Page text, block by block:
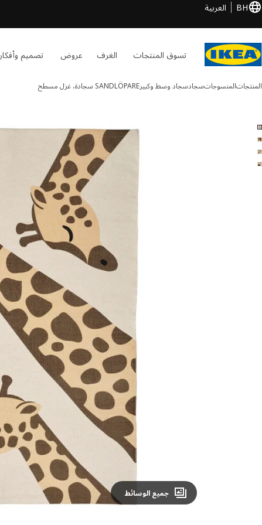
BH العربية
تسوق المنتجات الغرف عروض تصميم وأفكار
المنتجاتالمنسوجاتسجادسجاد وسط وكبيرSANDLÖPARE سجادة، غزل مسطح
4 SANDLÖPARE الصور الصور
Image zoomed out, normal view
جميع الوسائط